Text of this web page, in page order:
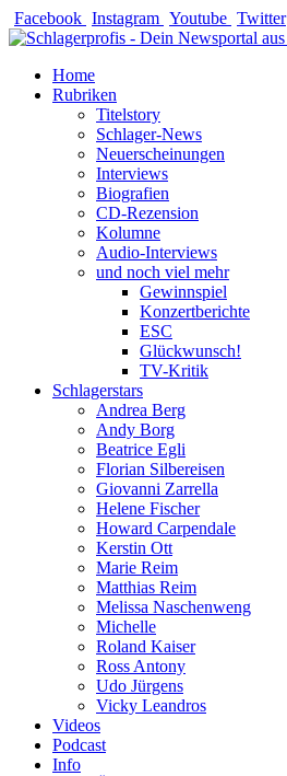
Zum
Inhalt
Facebook Instagram Youtube Twitter
Home
Rubriken
Titelstory
Schlager-News
Neuerscheinungen
Interviews
Biografien
CD-Rezension
Kolumne
Audio-Interviews
und noch viel mehr
Gewinnspiel
Konzertberichte
ESC
Glückwunsch!
TV-Kritik
Schlagerstars
Andrea Berg
Andy Borg
Beatrice Egli
Florian Silbereisen
Giovanni Zarrella
Helene Fischer
Howard Carpendale
Kerstin Ott
Marie Reim
Matthias Reim
Melissa Naschenweng
Michelle
Roland Kaiser
Ross Antony
Udo Jürgens
Vicky Leandros
Videos
Podcast
Info